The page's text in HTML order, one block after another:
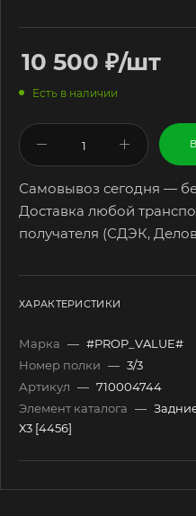
10 500 ₽/шт
Есть в наличии
Самовывоз сегодня —
Доставка любой
получателя (СДЭК,
ХАРАКТЕРИСТИКИ
Марка — #PROP_VALUE#
Номер полки — 3/3
Артикул — 710004744
Элемент каталога —
Х3 [4456]